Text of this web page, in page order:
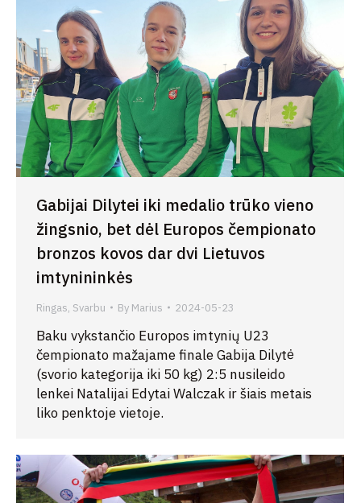
Gabijai Dilytei iki medalio trūko vieno
žingsnio, bet dėl Europos čempionato
bronzos kovos dar dvi Lietuvos
imtynininkės
Ringas, Svarbu By Marius 2024-05-23
Baku vykstančio Europos imtynių U23
čempionato mažajame finale Gabija Dilytė
(svorio kategorija iki 50 kg) 2:5 nusileido
lenkei Natalijai Edytai Walczak ir šiais metais
liko penktoje vietoje.